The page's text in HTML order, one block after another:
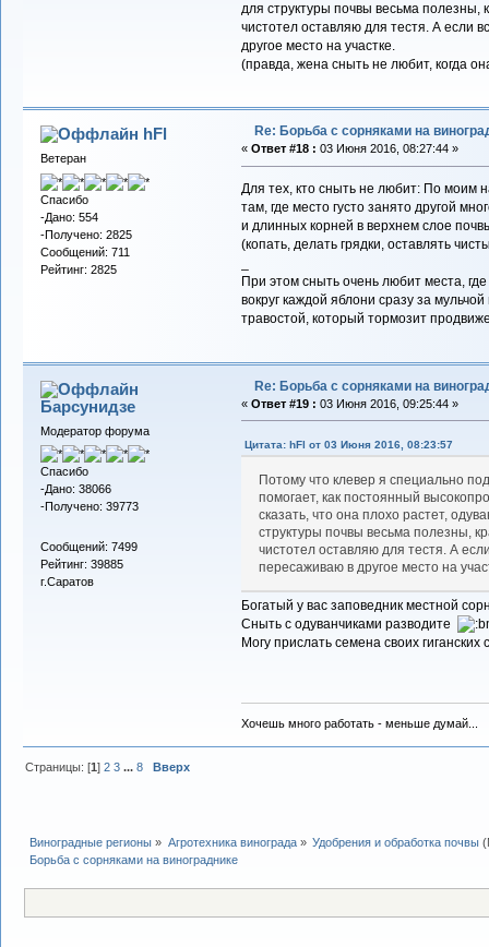
для структуры почвы весьма полезны,
чистотел оставляю для тестя. А если
другое место на участке.
(правда, жена сныть не любит, когда
hFl
Ветеран
Спасибо
-Дано: 554
-Получено: 2825
Сообщений: 711
Рейтинг: 2825
Re: Борьба с сорняками на
« Ответ #18 : 03 Июня 2016, 08:27:44 »
Для тех, кто сныть не любит: По моим
там, где место густо занято другой
и длинных корней в верхнем слое
(копать, делать грядки, оставлять
При этом сныть очень любит места,
вокруг каждой яблони сразу за
травостой, который тормозит
Барсунидзе
Модератор форума
Спасибо
-Дано: 38066
-Получено: 39773
Сообщений: 7499
Рейтинг: 39885
г.Саратов
Re: Борьба с сорняками на
« Ответ #19 : 03 Июня 2016, 09:25:44 »
Цитата: hFl от 03 Июня 2016, 08:23:57
Потому что клевер я специально
помогает, как постоянный
сказать, что она плохо растет,
структуры почвы весьма полезны,
чистотел оставляю для тестя. А
пересаживаю в другое место на
Богатый у вас заповедник местной
Сныть с одуванчиками разводите
Могу прислать семена своих
Хочешь много работать - меньше думай...
Страницы: [1]2 3 ...8 Вверх
Виноградные регионы » Агротехника винограда» Удобрения и обработка почвы
Борьба с сорняками на винограднике